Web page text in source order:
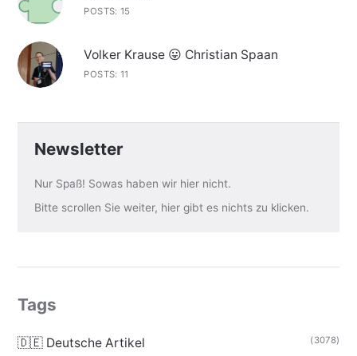
POSTS: 15
Volker Krause 😛 Christian Spaan
POSTS: 11
Newsletter
Nur Spaß! Sowas haben wir hier nicht.
Bitte scrollen Sie weiter, hier gibt es nichts zu klicken.
Tags
🇩🇪 Deutsche Artikel (3078)